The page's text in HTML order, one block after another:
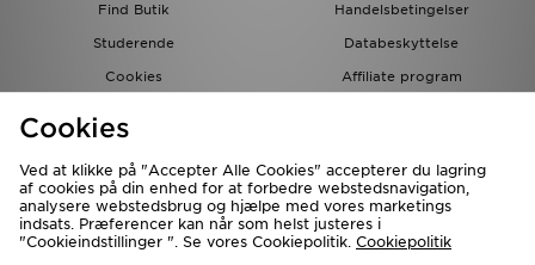
Find Butik
Handelsbetingelser
Studerende
Databeskyttelse
Cookies
Affiliate program
Cookies
Ved at klikke på "Accepter Alle Cookies" accepterer du lagring
af cookies på din enhed for at forbedre webstedsnavigation,
analysere webstedsbrug og hjælpe med vores marketings
indsats. Præferencer kan når som helst justeres i
"Cookieindstillinger ". Se vores Cookiepolitik. Cookiepolitik